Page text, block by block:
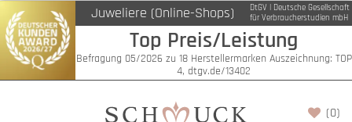
Juweliere (Online-Shops)
DtGV | Deutsche Gesellschaft
für Verbraucherstudien mbH
Top Preis/Leistung
Befragung 05/2026 zu 18 Herstellermarken Auszeichnung: TOP
4, dtgv.de/13402
(0)